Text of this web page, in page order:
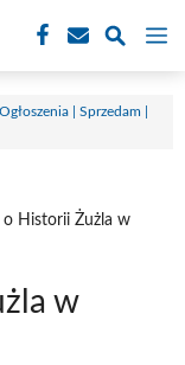
| Sprzedam |
o Historii Żużla w
w